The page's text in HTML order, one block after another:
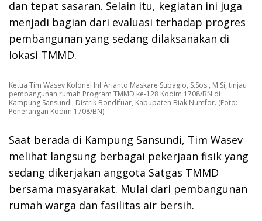
dan tepat sasaran. Selain itu, kegiatan ini juga
menjadi bagian dari evaluasi terhadap progres
pembangunan yang sedang dilaksanakan di
lokasi TMMD.
Ketua Tim Wasev Kolonel Inf Arianto Maskare Subagio, S.Sos., M.Si, tinjau
pembangunan rumah Program TMMD ke-128 Kodim 1708/BN di
Kampung Sansundi, Distrik Bondifuar, Kabupaten Biak Numfor. (Foto:
Penerangan Kodim 1708/BN)
Saat berada di Kampung Sansundi, Tim Wasev
melihat langsung berbagai pekerjaan fisik yang
sedang dikerjakan anggota Satgas TMMD
bersama masyarakat. Mulai dari pembangunan
rumah warga dan fasilitas air bersih.